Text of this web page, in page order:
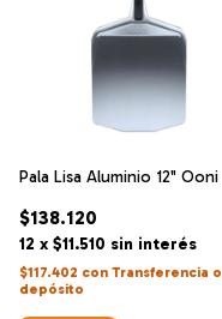
Pala Lisa Aluminio 12" Ooni
$138.120
12 x $11.510 sin interés
$117.402 con Transferencia o
depósito